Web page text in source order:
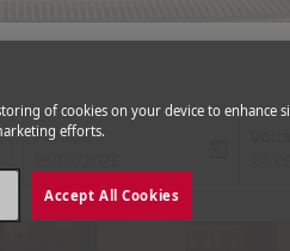
Partida
fc-
of cookies on your device to enhance
efforts.
Accept All Cookies